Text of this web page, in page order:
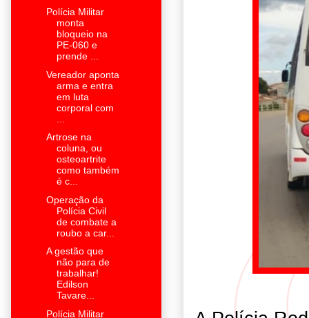
Polícia Militar
monta
bloqueio na
PE-060 e
prende ...
Vereador aponta
arma e entra
em luta
corporal com
Artrose na
coluna, ou
osteoartrite
como também
é c...
Operação da
Polícia Civil
de combate a
roubo a car...
A gestão que
não para de
trabalhar!
Edilson
Tavare...
Polícia Militar